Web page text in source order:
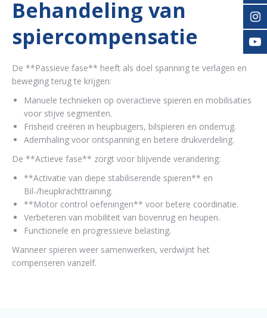
Behandeling van
spiercompensatie
De **Passieve fase** heeft als doel spanning te verlagen en
beweging terug te krijgen:
Manuele technieken op overactieve spieren en mobilisaties
voor stijve segmenten.
Frisheid creëren in heupbuigers, bilspieren en onderrug.
Ademhaling voor ontspanning en betere drukverdeling.
De **Actieve fase** zorgt voor blijvende verandering:
**Activatie van diepe stabiliserende spieren** en
Bil-/heupkrachttraining.
**Motor control oefeningen** voor betere coördinatie.
Verbeteren van mobiliteit van bovenrug en heupen.
Functionele en progressieve belasting.
Wanneer spieren weer samenwerken, verdwijnt het
compenseren vanzelf.